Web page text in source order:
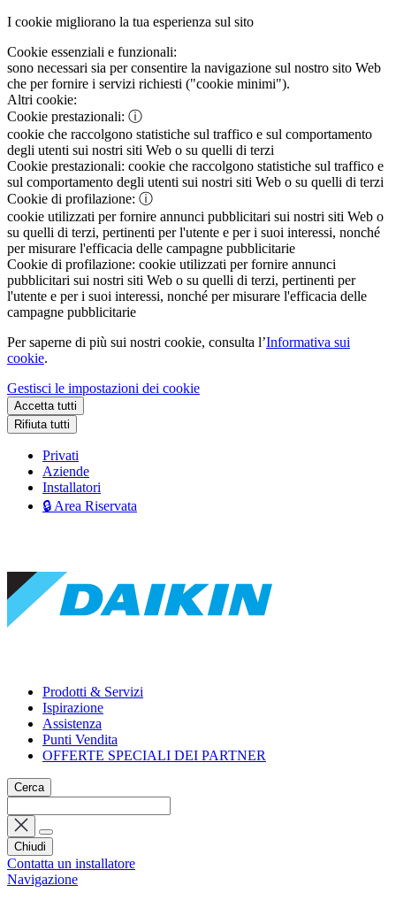
I cookie migliorano la tua esperienza sul sito
Cookie essenziali e funzionali:
sono necessari sia per consentire la navigazione sul nostro sito Web
che per fornire i servizi richiesti ("cookie minimi").
Altri cookie:
Cookie prestazionali: ⓘ
cookie che raccolgono statistiche sul traffico e sul comportamento
degli utenti sui nostri siti Web o su quelli di terzi
Cookie prestazionali: cookie che raccolgono statistiche sul traffico e
sul comportamento degli utenti sui nostri siti Web o su quelli di terzi
Cookie di profilazione: ⓘ
cookie utilizzati per fornire annunci pubblicitari sui nostri siti Web o
su quelli di terzi, pertinenti per l'utente e per i suoi interessi, nonché
per misurare l'efficacia delle campagne pubblicitarie
Cookie di profilazione: cookie utilizzati per fornire annunci
pubblicitari sui nostri siti Web o su quelli di terzi, pertinenti per
l'utente e per i suoi interessi, nonché per misurare l'efficacia delle
campagne pubblicitarie
Per saperne di più sui nostri cookie, consulta l’Informativa sui
cookie.
Gestisci le impostazioni dei cookie
Accetta tutti
Rifiuta tutti
Privati
Aziende
Installatori
🔒 Area Riservata
Prodotti & Servizi
Ispirazione
Assistenza
Punti Vendita
OFFERTE SPECIALI DEI PARTNER
Cerca
Chiudi
Contatta un installatore
Navigazione